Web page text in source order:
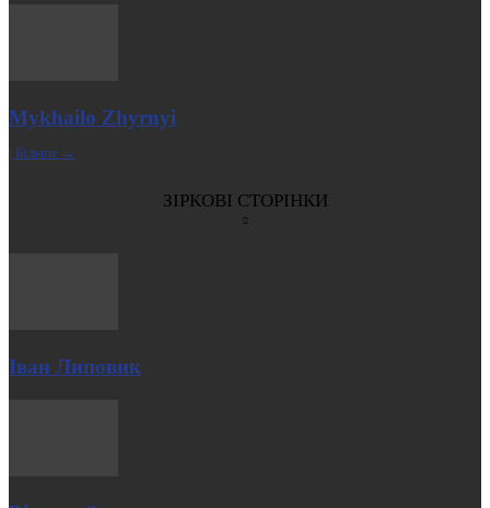
Mykhailo Zhyrnyi
| Більше →
ЗІРКОВІ СТОРІНКИ
Іван Липовик